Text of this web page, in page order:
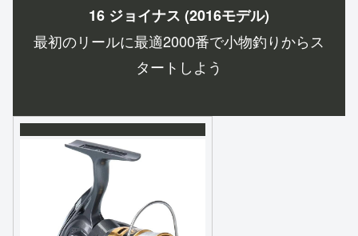
16 ジョイナス (2016モデル)
最初のリールに最適2000番で小物釣りからス
タートしよう